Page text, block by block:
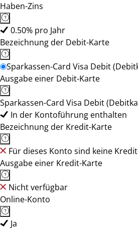
Haben-Zins
0.50% pro Jahr
Bezeichnung der Debit-Karte
Sparkassen-Card Visa Debit
Ausgabe einer Debit-Karte
Sparkassen-Card Visa Debit
In der Kontoführung enthalten
Bezeichnung der Kredit-Karte
Für dieses Konto sind keine
Ausgabe einer Kredit-Karte
Nicht verfügbar
Online-Konto
Ja